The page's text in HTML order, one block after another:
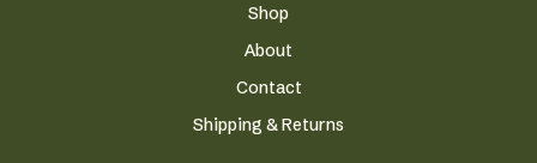
Shop
About
Contact
Shipping & Returns